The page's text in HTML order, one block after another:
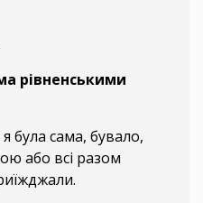
рівненськими
була сама, бувало,
або всі разом